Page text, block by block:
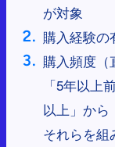
が対象
購入経験の
購入頻度（
「5年以上
以上」から
それらを組